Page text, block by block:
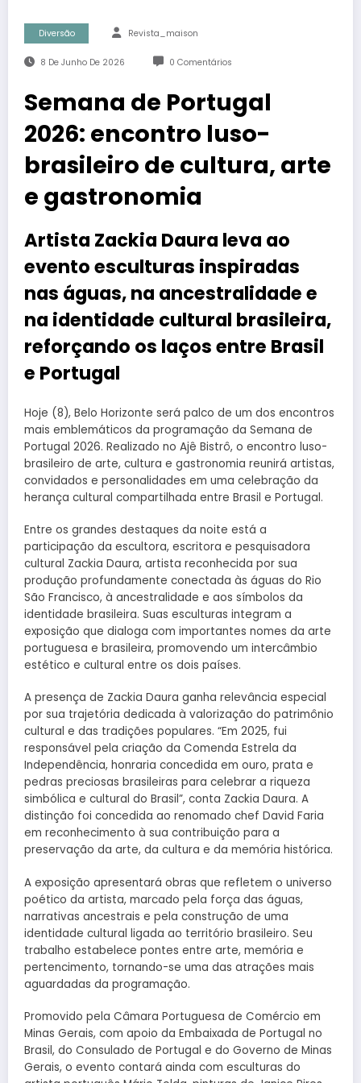
Diversão Revista_maison
8 De Junho De 2026 0 Comentários
Semana de Portugal
2026: encontro luso-
brasileiro de cultura, arte
e gastronomia
Artista Zackia Daura leva ao
evento esculturas inspiradas
nas águas, na ancestralidade e
na identidade cultural brasileira,
reforçando os laços entre Brasil
e Portugal
Hoje (8), Belo Horizonte será palco de um dos encontros
mais emblemáticos da programação da Semana de
Portugal 2026. Realizado no Ajê Bistrô, o encontro luso-
brasileiro de arte, cultura e gastronomia reunirá artistas,
convidados e personalidades em uma celebração da
herança cultural compartilhada entre Brasil e Portugal.
Entre os grandes destaques da noite está a
participação da escultora, escritora e pesquisadora
cultural Zackia Daura, artista reconhecida por sua
produção profundamente conectada às águas do Rio
São Francisco, à ancestralidade e aos símbolos da
identidade brasileira. Suas esculturas integram a
exposição que dialoga com importantes nomes da arte
portuguesa e brasileira, promovendo um intercâmbio
estético e cultural entre os dois países.
A presença de Zackia Daura ganha relevância especial
por sua trajetória dedicada à valorização do patrimônio
cultural e das tradições populares. “Em 2025, fui
responsável pela criação da Comenda Estrela da
Independência, honraria concedida em ouro, prata e
pedras preciosas brasileiras para celebrar a riqueza
simbólica e cultural do Brasil”, conta Zackia Daura. A
distinção foi concedida ao renomado chef David Faria
em reconhecimento à sua contribuição para a
preservação da arte, da cultura e da memória histórica.
A exposição apresentará obras que refletem o universo
poético da artista, marcado pela força das águas,
narrativas ancestrais e pela construção de uma
identidade cultural ligada ao território brasileiro. Seu
trabalho estabelece pontes entre arte, memória e
pertencimento, tornando-se uma das atrações mais
aguardadas da programação.
Promovido pela Câmara Portuguesa de Comércio em
Minas Gerais, com apoio da Embaixada de Portugal no
Brasil, do Consulado de Portugal e do Governo de Minas
Gerais, o evento contará ainda com esculturas do